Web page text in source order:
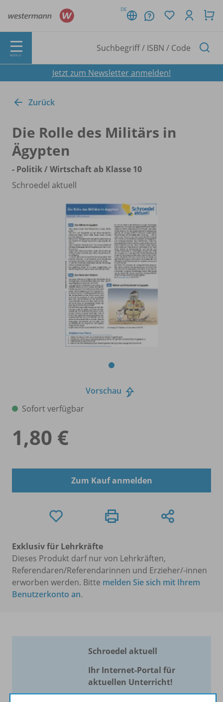
DE
MENÜ
Jetzt zum Newsletter anmelden!
Zurück
Die Rolle des Militärs in
Ägypten
- Politik /Wirtschaft ab Klasse 10
Schroedel aktuell
Vorschau
Sofort verfügbar
1,80 €
Zum Kauf anmelden
Exklusiv für Lehrkräfte
Dieses Produkt darf nur von Lehrkräften,
Referendaren/Referendarinnen und Erzieher/-innen
erworben werden. Bitte melden Sie sich mit Ihrem
Benutzerkonto an.
Schroedel aktuell
Ihr Internet-Portal für
aktuellen Unterricht!